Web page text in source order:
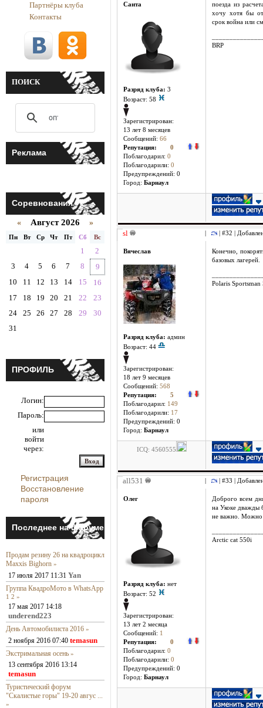
Партнёры клуба
Контакты
ПОИСК
Реклама
Соревнования
« Август 2026 »
Пн Вт Ср Чт Пт Сб Вс
1
2
3
4 5 6 7 8
9
10
11 12 13 14 15
16
17
18 19 20 21 22
23
24
25 26 27 28 29
30
31
ПРОФИЛЬ
Логин:
Пароль:
или
войти
через:
Регистрация
Восстановление
пароля
Последнее на форуме
Продам резину 26 на квадроцикл
Maxxis Bighorn »
17 июля 2017 11:31 Yan
Группа КвадроМото в WhatsApp
1 2 »
17 мая 2017 14:18
underend223
День Автомобилиста 2016 »
2 ноября 2016 07:40 temasun
Экстримальная осень »
13 сентября 2016 13:14
temasun
Туристический форум
"Скалистые горы" 19-20 авгус ...
»
Санта
Разряд клуба: 3
Возраст: 58
Зарегистрирован:
13 лет 8 месяцев
Сообщений: 66
Репутация: 0
Поблагодарил: 0
Поблагодарили: 0
Предупреждений: 0
Город: Барнаул
поезда из
хочу хотя бы
срок война или
BRP
sl | #32 |
Вячеслав
Разряд клуба: админ
Возраст: 44
Зарегистрирован:
18 лет 9 месяцев
Сообщений: 568
Репутация: 5
Поблагодарил: 149
Поблагодарили: 17
Предупреждений: 0
Город: Барнаул
Конечно,
базовых лагерей.
Polaris
ICQ: 4560555
all531 | #33 |
Олег
Разряд клуба: нет
Возраст: 52
Зарегистрирован:
13 лет 2 месяцa
Сообщений: 1
Репутация: 0
Поблагодарил: 0
Поблагодарили: 0
Предупреждений: 0
Город: Барнаул
Доброго всем
на Укоке дважды
не важно. Можно
Arctic cat 550i